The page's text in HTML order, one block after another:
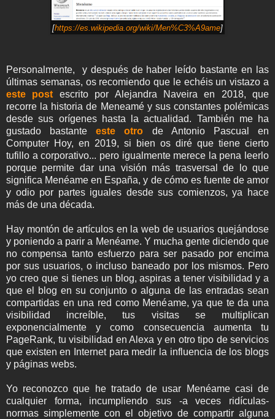
[https://es.wikipedia.org/wiki/Men%C3%A9ame]
Personalmente, y después de haber leído bastante en las
últimas semanas, os recomiendo que le echéis un vistazo a
este post escrito por Alejandra Naveira en 2018, que
recorre la historia de Meneamé y sus constantes polémicas
desde sus orígenes hasta la actualidad. También me ha
gustado bastanteeste otro de Antonio Pascual en
Computer Hoy, en 2019, si bien os diré que tiene cierto
tufillo a corporativo... pero igualmente merece la pena leerlo
porque permite dar una visión más trasversal de lo que
significa Menéame en España, y de cómo es fuente de amor
y odio por partes iguales desde sus comienzos, ya hace
más de una década.
Hay montón de artículos en la web de usuarios quejándose
y poniendo a parir a Menéame. Y mucha gente diciendo que
no compensa tanto esfuerzo para ser pasado por encima
por sus usuarios, o incluso baneado por los mismos. Pero
yo creo que si tienes un blog, aspiras a tener visibilidad y a
que el blog en su conjunto o alguna de las entradas sean
compartidas en una red como Menéame, ya que te da una
visibilidad increíble, tus visitas se multiplican
exponencialmente y como consecuencia aumenta tu
PageRank, tu visibilidad en Alexa y en otro tipo de servicios
que existen en Internet para medir la influencia de los blogs
y páginas webs.
Yo reconozco que he tratado de usar Menéame casi de
cualquier forma, incumpliendo sus -a veces ridículas-
normas simplemente con el objetivo de compartir alguna